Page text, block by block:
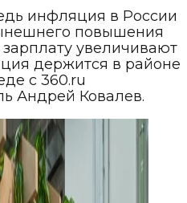
инфляция в России
повышения
зарплату увеличивают
держится в районе
с 360.ru
Андрей Ковалев.